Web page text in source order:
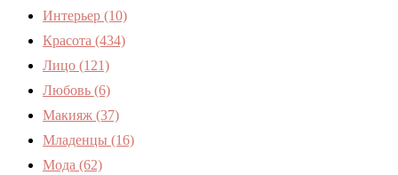
Интерьер (10)
Красота (434)
Лицо (121)
Любовь (6)
Макияж (37)
Младенцы (16)
Мода (62)